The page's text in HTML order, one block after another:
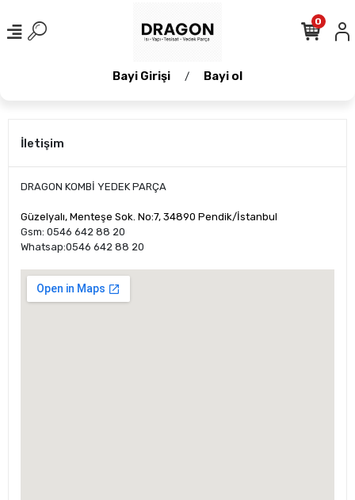
Bayi Girişi / Bayi ol
0
İletişim
DRAGON KOMBİ YEDEK PARÇA
Güzelyalı, Menteşe Sok. No:7, 34890 Pendik/İstanbul
Gsm: 0546 642 88 20
Whatsap:0546 642 88 20